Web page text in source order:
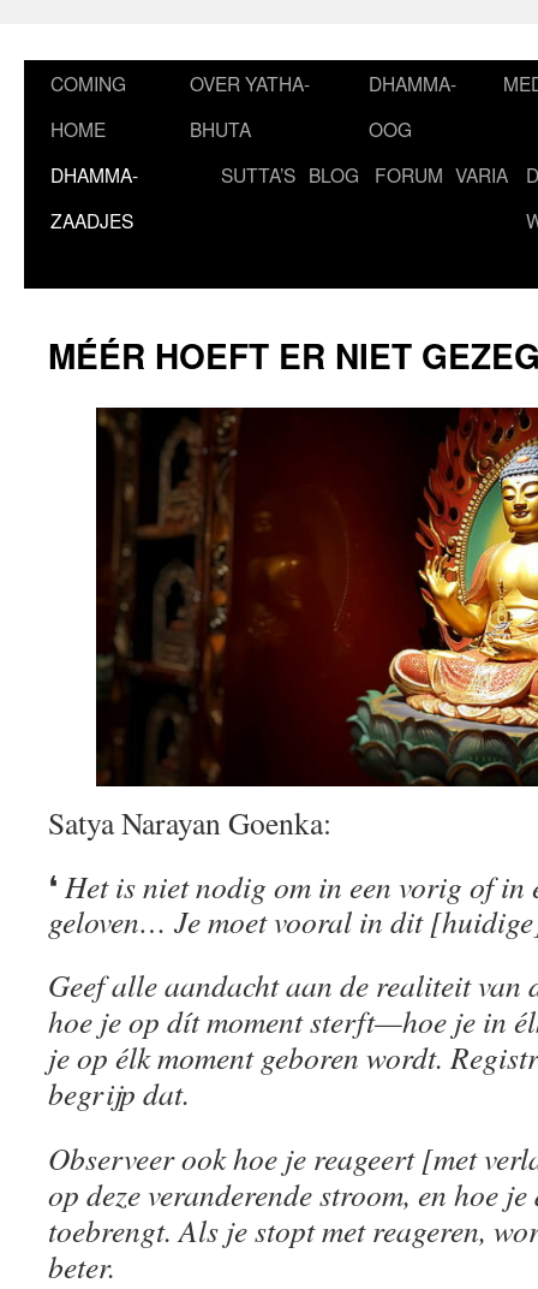
COMING
HOME
OVER YATHA-
BHUTA
DHAMMA-
OOG
DHAMMA-
ZAADJES
SUTTA’S BLOG FORUM VARIA
MÉÉR HOEFT ER NIET
Satya Narayan Goenka:
❛ Het is niet nodig om in een vorig of in
geloven… Je moet vooral in dit
Geef alle aandacht aan de realiteit van
hoe je op dít moment sterft—hoe je in
je op élk moment geboren wordt.
begrijp dat.
Observeer ook hoe je reageert [met
op deze veranderende stroom, en hoe
toebrengt. Als je stopt met reageren,
beter.